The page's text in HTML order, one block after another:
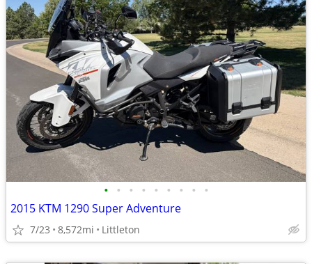
• • • • • • • • •
2015 KTM 1290 Super Adventure
7/23 8,572mi Littleton